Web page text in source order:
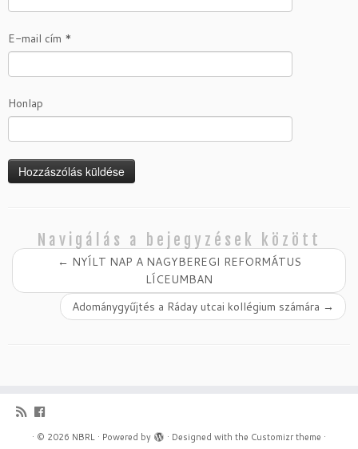
E-mail cím *
Honlap
Navigálás a bejegyzések között
← NYÍLT NAP A NAGYBEREGI REFORMÁTUS
LÍCEUMBAN
Adománygyűjtés a Ráday utcai kollégium számára →
· © 2026 NBRL · Powered by · Designed with the Customizr theme ·